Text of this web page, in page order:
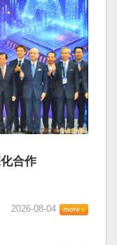
合作
2026-08-04